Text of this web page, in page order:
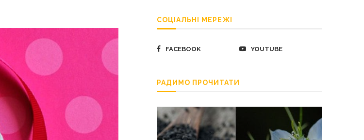
СОЦІАЛЬНІ МЕРЕЖІ
FACEBOOK YOUTUBE
РАДИМО ПРОЧИТАТИ